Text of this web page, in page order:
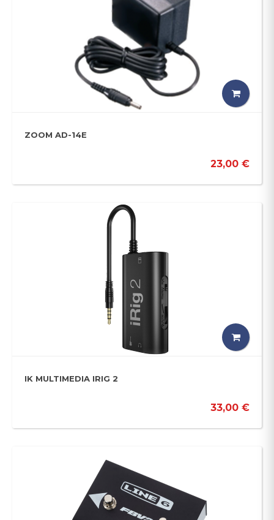
ZOOM AD-14E
23,00 €
IK MULTIMEDIA IRIG 2
33,00 €